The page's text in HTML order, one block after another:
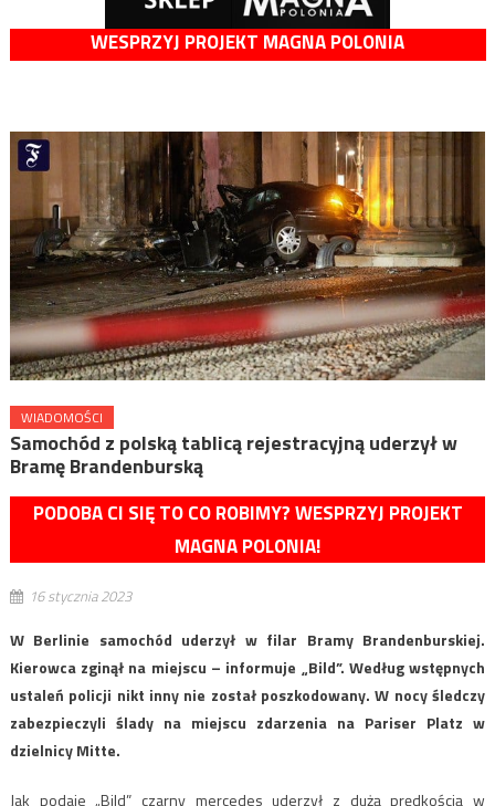
WESPRZYJ PROJEKT MAGNA POLONIA
WIADOMOŚCI
Samochód z polską tablicą rejestracyjną uderzył w
Bramę Brandenburską
PODOBA CI SIĘ TO CO ROBIMY? WESPRZYJ PROJEKT
MAGNA POLONIA!
16 stycznia 2023
W Berlinie samochód uderzył w filar Bramy Brandenburskiej.
Kierowca zginął na miejscu – informuje „Bild”. Według wstępnych
ustaleń policji nikt inny nie został poszkodowany. W nocy śledczy
zabezpieczyli ślady na miejscu zdarzenia na Pariser Platz w
dzielnicy Mitte.
Jak podaje „Bild” czarny mercedes uderzył z dużą prędkością w